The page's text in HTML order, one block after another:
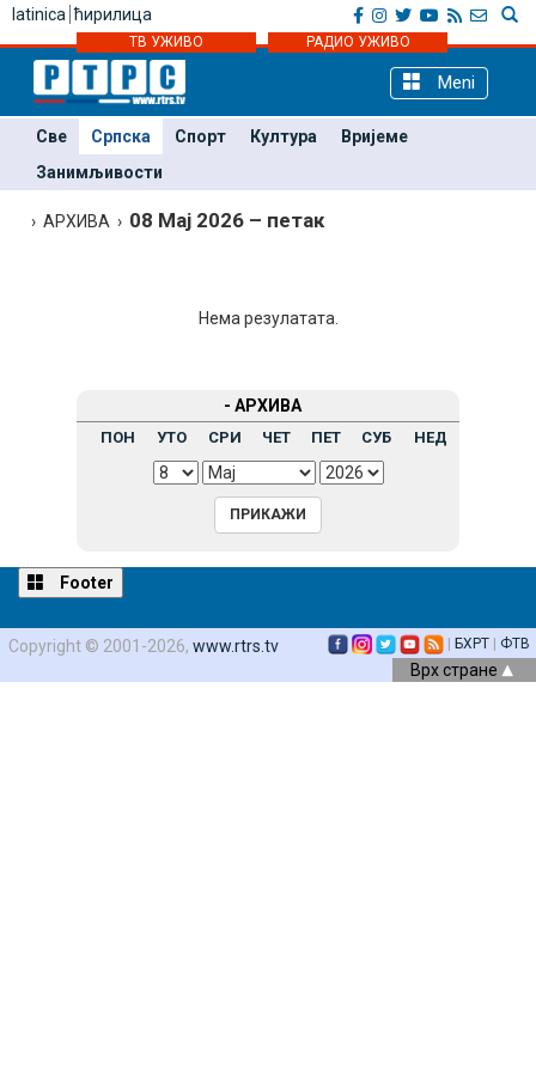
latinica ћирилица
ТВ УЖИВО РАДИО УЖИВО
Meni
Све Српска Спорт Култура
Вријеме
Занимљивости
› АРХИВА › 08 Мај 2026 – петак
Нема резулатата.
- АРХИВА
ПОН УТО СРИ ЧЕТ ПЕТ СУБ НЕД
Footer
Copyright © 2001-2026, www.rtrs.tv БХРТ ФТВ
Врх стране